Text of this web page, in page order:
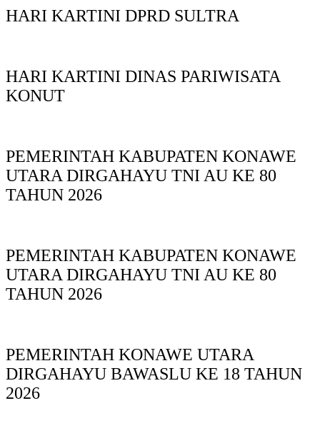
HARI KARTINI DPRD SULTRA
HARI KARTINI DINAS PARIWISATA
KONUT
PEMERINTAH KABUPATEN KONAWE
UTARA DIRGAHAYU TNI AU KE 80
TAHUN 2026
PEMERINTAH KABUPATEN KONAWE
UTARA DIRGAHAYU TNI AU KE 80
TAHUN 2026
PEMERINTAH KONAWE UTARA
DIRGAHAYU BAWASLU KE 18 TAHUN
2026